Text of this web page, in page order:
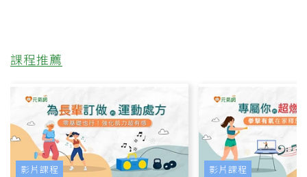
課程推薦
影片課程 影片課程